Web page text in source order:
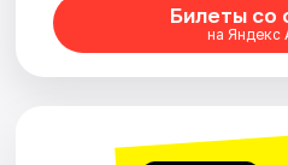
Билеты со
на Яндекс